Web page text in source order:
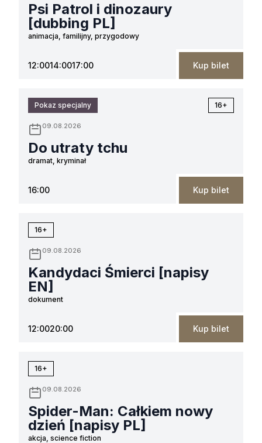
Psi Patrol i dinozaury
[dubbing PL]
animacja, familijny, przygodowy
12:0014:0017:00 Kup bilet
Pokaz specjalny 16+
09.08.2026
Do utraty tchu
dramat, kryminał
16:00 Kup bilet
16+
09.08.2026
Kandydaci Śmierci [napisy
EN]
dokument
12:0020:00 Kup bilet
16+
09.08.2026
Spider-Man: Całkiem nowy
dzień [napisy PL]
akcja, science fiction